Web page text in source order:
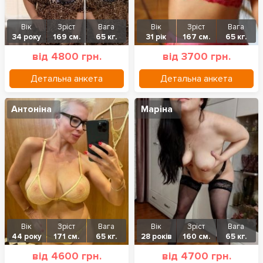
Вік
34 року
Зріст
169 см.
Вага
65 кг.
від 4800 грн.
Детальна анкета
Вік
31 рік
Зріст
167 см.
Вага
65 кг.
від 3700 грн.
Детальна анкета
Антоніна
Вік
44 року
Зріст
171 см.
Вага
65 кг.
від 4600 грн.
Маріна
Вік
28 років
Зріст
160 см.
Вага
65 кг.
від 4700 грн.